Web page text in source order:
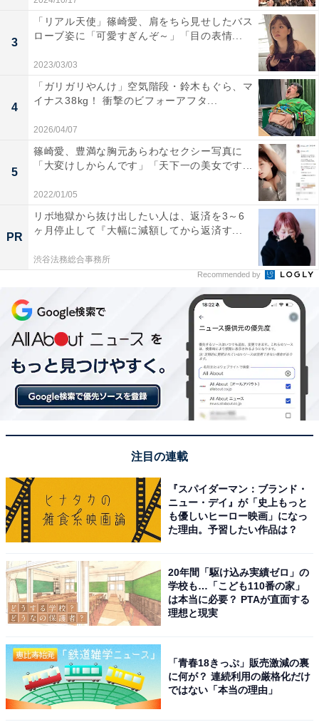
3
「リアル天使」篠崎愛、肩をちら見せしたバス
ローブ姿に「可愛すぎんぞ～」「目の表情...
2023/03/03
4
「ガリガリやんけ」空気階段・鈴木もぐら、マ
イナス38kg！ 衝撃のビフォーアフタ...
2026/04/07
5
篠崎愛、豊満な胸元あらわなセクシー写真に
「大変けしからんです」「天下一の美女です...
2022/01/05
PR
リボ地獄から抜け出したい人は、返済を3～6
ヶ月停止して『大幅に減額してから返済す...
渋谷法務総合事務所
Recommended by
注目の連載
『スパイダーマン：ブランド・
ニュー・デイ』が「史上もっと
も優しいヒーロー映画」になっ
た理由。予習したい作品は？
20年間「駆け込み実績ゼロ」の
学校も…「こども110番の家」
は本当に必要？ PTAが直面する
理想と現実
「青春18きっぷ」販売激減の裏
に何が？ 連続利用の厳格化だけ
ではない「本当の理由」